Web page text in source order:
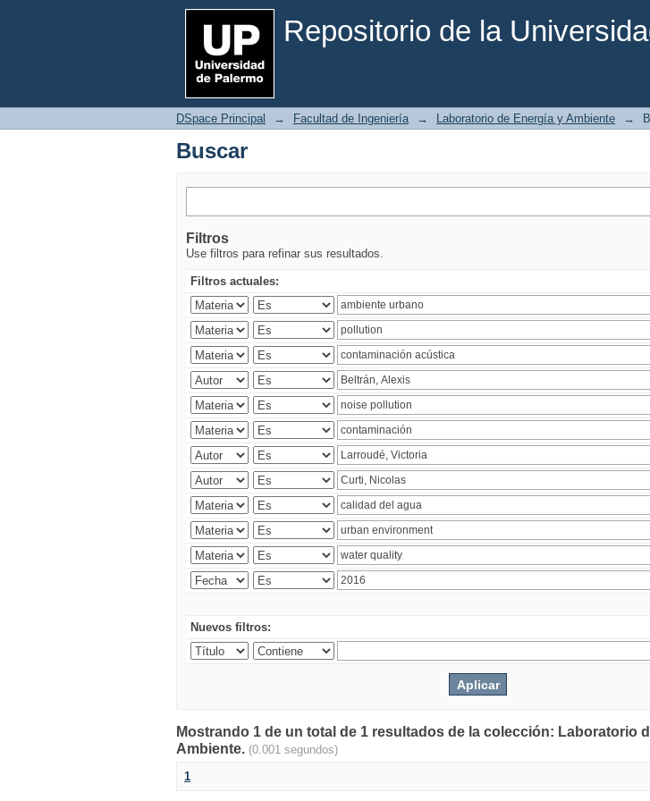
Repositorio de la
Buscar
DSpace Principal → Facultad de Ingeniería → Laboratorio de Energía y Ambiente →
Buscar
Filtros
Use filtros para refinar sus resultados.
Filtros actuales:
Nuevos filtros:
Mostrando 1 de un total de 1 resultados de la colección: Laboratorio
Ambiente. (0.001 segundos)
1